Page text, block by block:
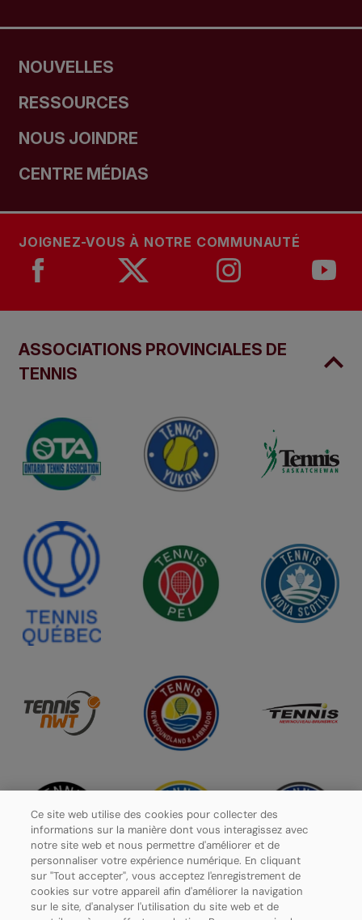
NOUVELLES
RESSOURCES
NOUS JOINDRE
CENTRE MÉDIAS
JOIGNEZ-VOUS À NOTRE COMMUNAUTÉ
ASSOCIATIONS PROVINCIALES DE
TENNIS
Ce site web utilise des cookies pour collecter des
informations sur la manière dont vous interagissez avec
notre site web et nous permettre d'améliorer et de
personnaliser votre expérience numérique. En cliquant
sur "Tout accepter", vous acceptez l'enregistrement de
cookies sur votre appareil afin d'améliorer la navigation
sur le site, d'analyser l'utilisation du site web et de